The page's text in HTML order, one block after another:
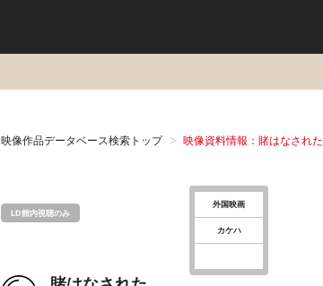
映像作品データベース検索トップ 映像資料情報：賭はなされた
LD館内視聴のみ
外国映画
カケハ